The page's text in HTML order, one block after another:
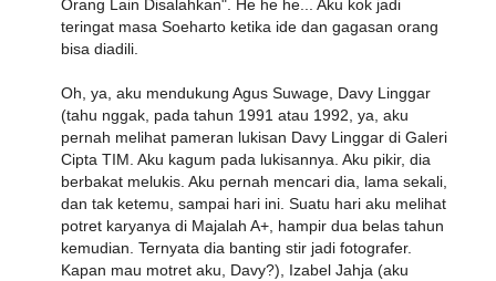
Orang Lain Disalahkan". He he he... Aku kok jadi
teringat masa Soeharto ketika ide dan gagasan orang
bisa diadili.
Oh, ya, aku mendukung Agus Suwage, Davy Linggar
(tahu nggak, pada tahun 1991 atau 1992, ya, aku
pernah melihat pameran lukisan Davy Linggar di Galeri
Cipta TIM. Aku kagum pada lukisannya. Aku pikir, dia
berbakat melukis. Aku pernah mencari dia, lama sekali,
dan tak ketemu, sampai hari ini. Suatu hari aku melihat
potret karyanya di Majalah A+, hampir dua belas tahun
kemudian. Ternyata dia banting stir jadi fotografer.
Kapan mau motret aku, Davy?), Izabel Jahja (aku